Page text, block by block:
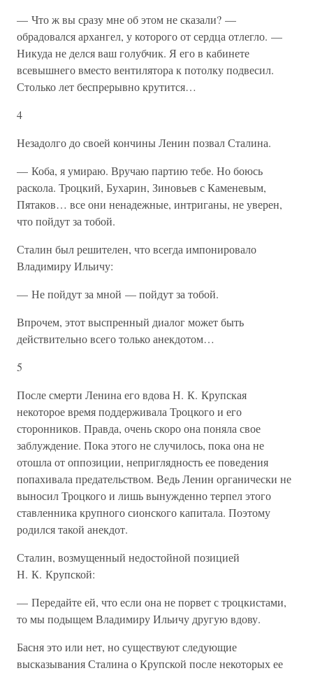
— Что ж вы сразу мне об этом не сказали? —
обрадовался архангел, у которого от сердца отлегло. —
Никуда не делся ваш голубчик. Я его в кабинете
всевышнего вместо вентилятора к потолку подвесил.
Столько лет беспрерывно крутится…
4
Незадолго до своей кончины Ленин позвал Сталина.
— Коба, я умираю. Вручаю партию тебе. Но боюсь
раскола. Троцкий, Бухарин, Зиновьев с Каменевым,
Пятаков… все они ненадежные, интриганы, не уверен,
что пойдут за тобой.
Сталин был решителен, что всегда импонировало
Владимиру Ильичу:
— Не пойдут за мной — пойдут за тобой.
Впрочем, этот выспренный диалог может быть
действительно всего только анекдотом…
5
После смерти Ленина его вдова Н. К. Крупская
некоторое время поддерживала Троцкого и его
сторонников. Правда, очень скоро она поняла свое
заблуждение. Пока этого не случилось, пока она не
отошла от оппозиции, неприглядность ее поведения
попахивала предательством. Ведь Ленин органически не
выносил Троцкого и лишь вынужденно терпел этого
ставленника крупного сионского капитала. Поэтому
родился такой анекдот.
Сталин, возмущенный недостойной позицией
Н. К. Крупской:
— Передайте ей, что если она не порвет с троцкистами,
то мы подыщем Владимиру Ильичу другую вдову.
Басня это или нет, но существуют следующие
высказывания Сталина о Крупской после некоторых ее